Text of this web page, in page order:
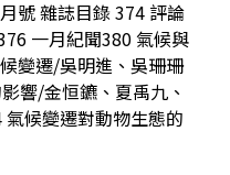
號 雜誌目錄 374 評論
一月紀聞380 氣候與
變遷/吳明進、吳珊珊
響/金恒鑣、夏禹九、
候變遷對動物生態的